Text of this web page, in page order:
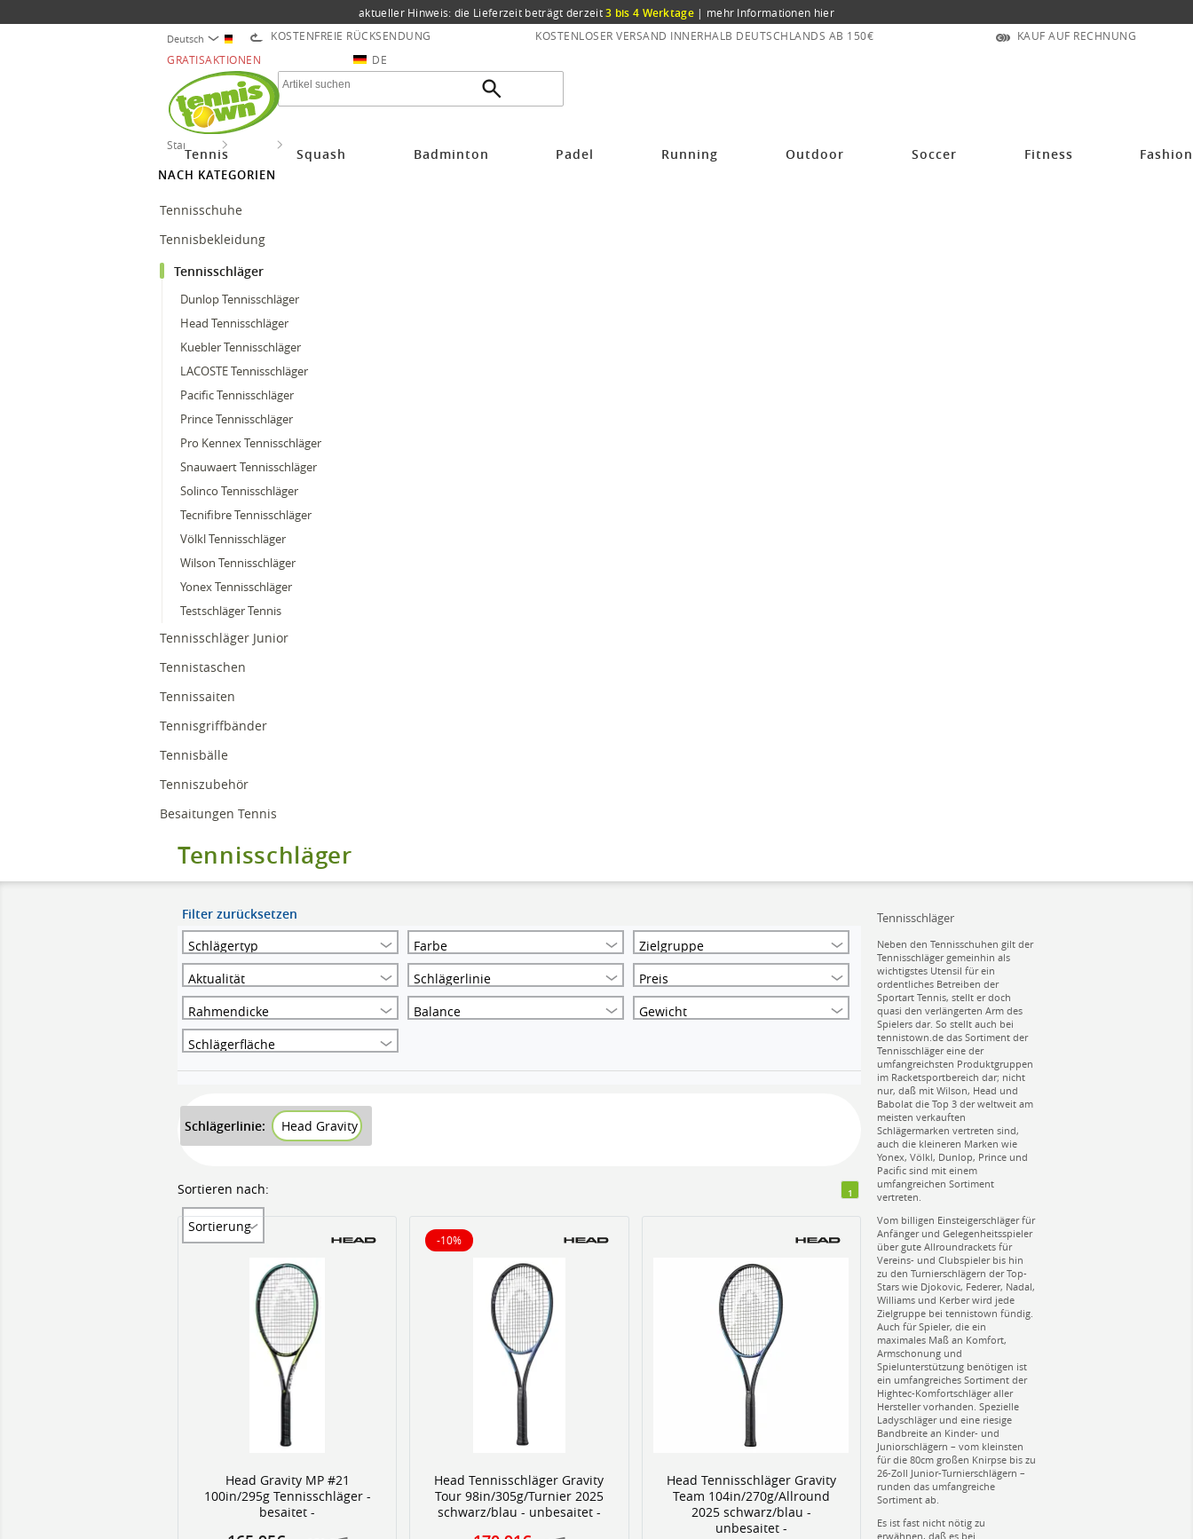
aktueller Hinweis: die Lieferzeit beträgt derzeit3 bis 4 Werktage | mehr Informationen hier
Deutsch KOSTENFREIE RÜCKSENDUNG KOSTENLOSER VERSAND INNERHALB DEUTSCHLANDS AB 150€
KAUF AUF RECHNUNG
GRATISAKTIONEN
DE
Tennis Squash Badminton Padel Running Outdoor Soccer Fitness Fashion
Startseite
NACH KATEGORIEN
Tennisschuhe
Tennisbekleidung
Tennisschläger
Dunlop Tennisschläger
Head Tennisschläger
Kuebler Tennisschläger
LACOSTE Tennisschläger
Pacific Tennisschläger
Prince Tennisschläger
Pro Kennex Tennisschläger
Snauwaert Tennisschläger
Solinco Tennisschläger
Tecnifibre Tennisschläger
Völkl Tennisschläger
Wilson Tennisschläger
Yonex Tennisschläger
Testschläger Tennis
Tennisschläger Junior
Tennistaschen
Tennissaiten
Tennisgriffbänder
Tennisbälle
Tenniszubehör
Besaitungen Tennis
Tennisschläger
Filter zurücksetzen
Schlägertyp
Farbe
Zielgruppe
Aktualität
Schlägerlinie
Preis
Rahmendicke
Balance
Gewicht
Schlägerfläche
Schlägerlinie: Head Gravity
Sortieren nach:
Sortierung
1
Head Gravity MP #21
100in/295g Tennisschläger -
besaitet -
Head Tennisschläger Gravity
Tour 98in/305g/Turnier 2025
schwarz/blau - unbesaitet -
-10%
10% reduziert
Head Tennisschläger Gravity
Team 104in/270g/Allround
2025 schwarz/blau -
unbesaitet -
Tennisschläger
Neben den Tennisschuhen gilt der
Tennisschläger gemeinhin als
wichtigstes Utensil für ein
ordentliches Betreiben der
Sportart Tennis, stellt er doch
quasi den verlängerten Arm des
Spielers dar. So stellt auch bei
tennistown.de das Sortiment der
Tennisschläger eine der
umfangreichsten Produktgruppen
im Racketsportbereich dar; nicht
nur, daß mit Wilson, Head und
Babolat die Top 3 der weltweit am
meisten verkauften
Schlägermarken vertreten sind,
auch die kleineren Marken wie
Yonex, Völkl, Dunlop, Prince und
Pacific sind mit einem
umfangreichen Sortiment
vertreten.
Vom billigen Einsteigerschläger für
Anfänger und Gelegenheitsspieler
über gute Allroundrackets für
Vereins- und Clubspieler bis hin
zu den Turnierschlägern der Top-
Stars wie Djokovic, Federer, Nadal,
Williams und Kerber wird jede
Zielgruppe bei tennistown fündig.
Auch für Spieler, die ein
maximales Maß an Komfort,
Armschonung und
Spielunterstützung benötigen ist
ein umfangreiches Sortiment der
Hightec-Komfortschläger aller
Hersteller vorhanden. Spezielle
Ladyschläger und eine riesige
Bandbreite an Kinder- und
Juniorschlägern – vom kleinsten
für die 80cm großen Knirpse bis zu
26-Zoll Junior-Turnierschlägern –
runden das umfangreiche
Sortiment ab.
Es ist fast nicht nötig zu
erwähnen, daß es bei